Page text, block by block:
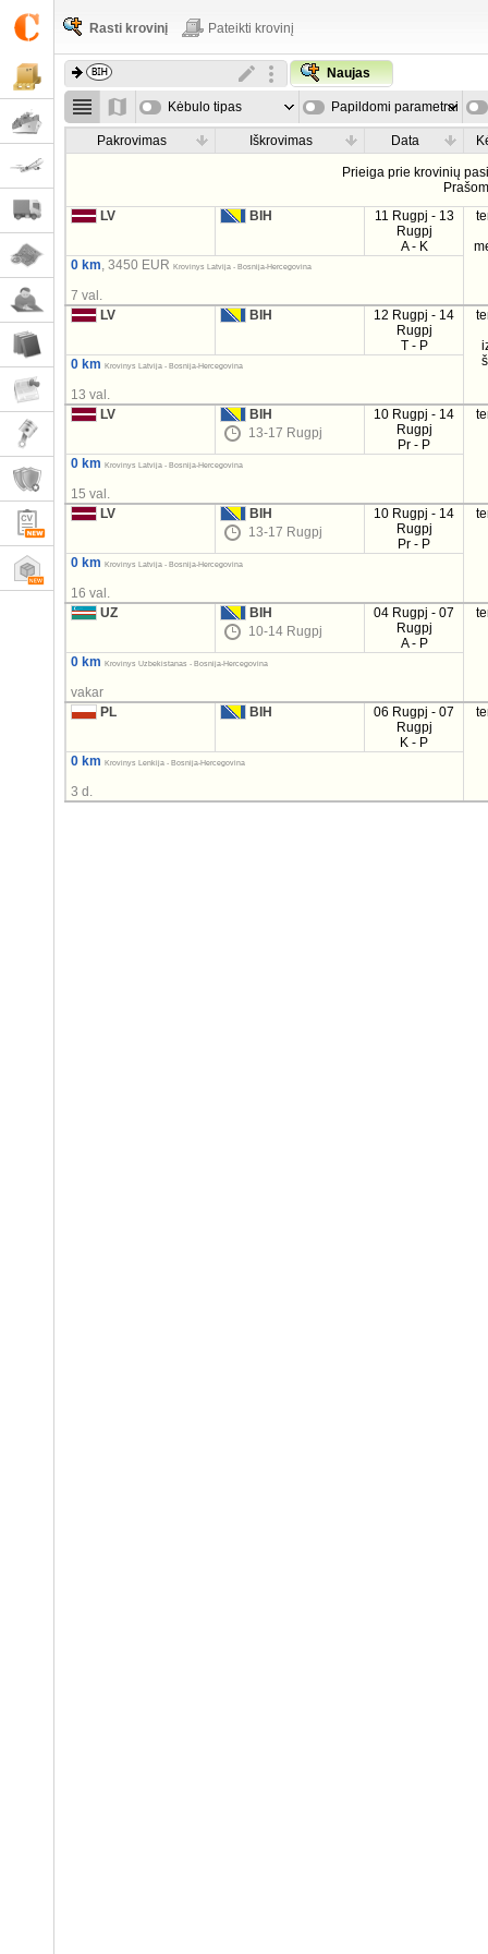
Rasti krovinį Pateikti krovinį
Naujas
Kėbulo tipas Papildomi parametrai
Pakrovimas Iškrovimas Data
Prieiga prie krovinių
LV
BIH
11 Rugpj - 13
Rugpj
A - K
0 km, 3450 EURKrovinys Latvija - Bosnija-Hercegovina
7 val.
LV
BIH
12 Rugpj - 14
Rugpj
T - P
0 km Krovinys Latvija - Bosnija-Hercegovina
13 val.
LV
BIH
13-17 Rugpj
10 Rugpj - 14
Rugpj
Pr - P
0 km Krovinys Latvija - Bosnija-Hercegovina
15 val.
LV
BIH
13-17 Rugpj
10 Rugpj - 14
Rugpj
Pr - P
0 km Krovinys Latvija - Bosnija-Hercegovina
16 val.
UZ
BIH
10-14 Rugpj
04 Rugpj - 07
Rugpj
A - P
0 km Krovinys Uzbekistanas - Bosnija-Hercegovina
vakar
PL
BIH
06 Rugpj - 07
Rugpj
K - P
0 km Krovinys Lenkija - Bosnija-Hercegovina
3 d.